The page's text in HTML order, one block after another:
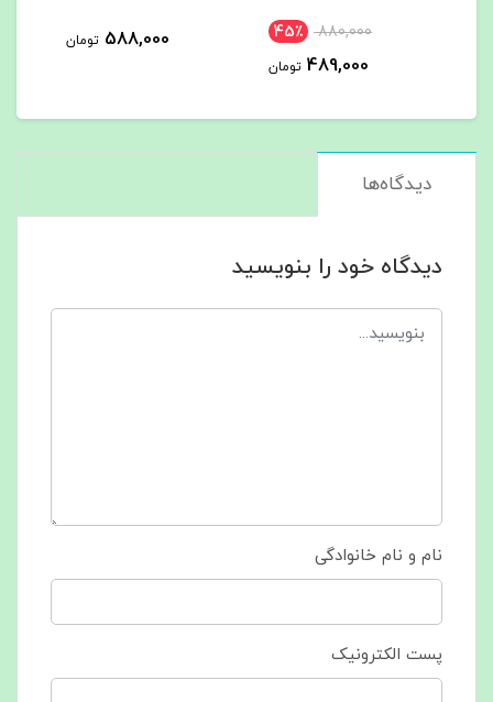
588,000
588,000
دیدگاه‌ها
دیدگاه خود را بنویسید
نام و نام خانوادگی
پست الکترونیک